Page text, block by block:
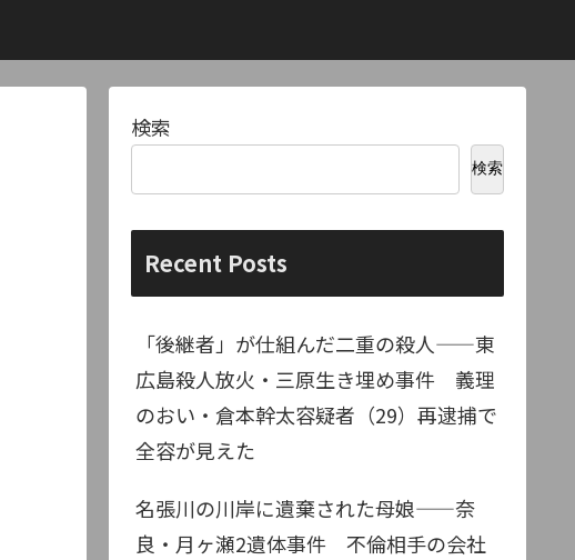
検索
検索
Recent Posts
「後継者」が仕組んだ二重の殺人——東
広島殺人放火・三原生き埋め事件 義理
のおい・倉本幹太容疑者（29）再逮捕で
全容が見えた
名張川の川岸に遺棄された母娘——奈
良・月ヶ瀬2遺体事件 不倫相手の会社